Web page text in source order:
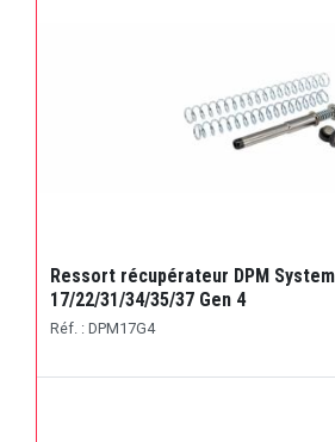
Ressort récupérateur DPM
17/22/31/34/35/37 Gen 4
Réf. : DPM17G4